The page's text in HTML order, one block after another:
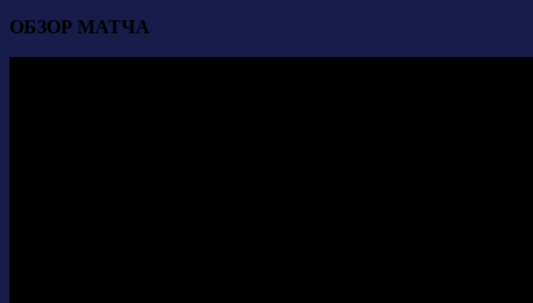
ОБЗОР МАТЧА